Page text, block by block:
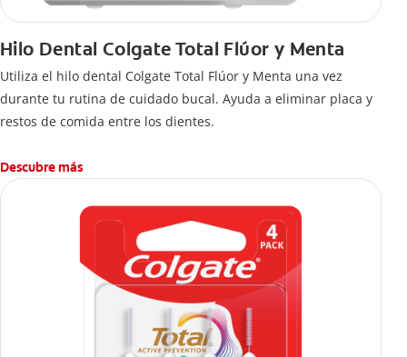
Hilo Dental Colgate Total Flúor y Menta
Utiliza el hilo dental Colgate Total Flúor y Menta una vez
durante tu rutina de cuidado bucal. Ayuda a eliminar placa y
restos de comida entre los dientes.
Descubre más